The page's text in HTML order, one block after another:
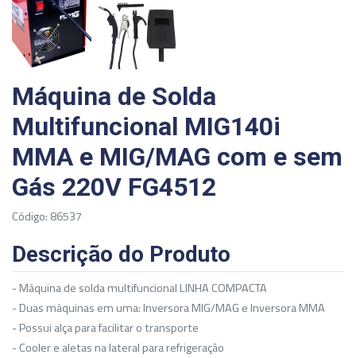
Máquina de Solda
Multifuncional MIG140i
MMA e MIG/MAG com e sem
Gás 220V FG4512
Código: 86537
Descrição do Produto
- Máquina de solda multifuncional LINHA COMPACTA
- Duas máquinas em uma: Inversora MIG/MAG e Inversora MMA
- Possui alça para facilitar o transporte
- Cooler e aletas na lateral para refrigeração